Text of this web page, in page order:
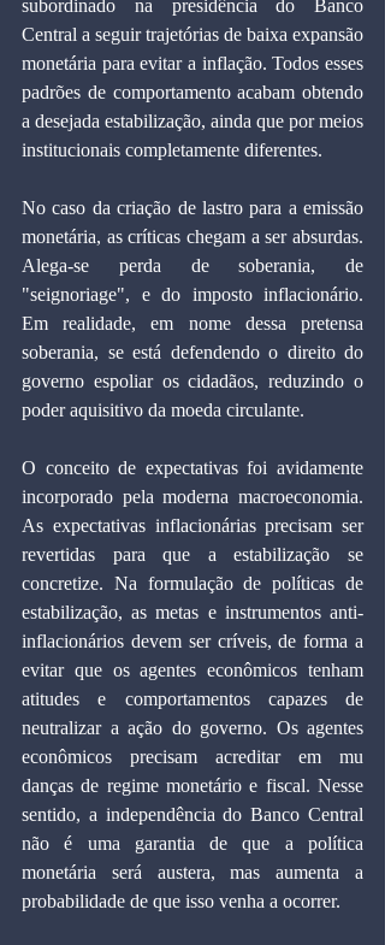
subordinado na presidência do Banco
Central a seguir trajetórias de baixa expansão
monetária para evitar a inflação. Todos esses
padrões de comportamento acabam obtendo
a desejada estabilização, ainda que por meios
institucionais completamente diferentes.
No caso da criação de lastro para a emissão
monetária, as críticas chegam a ser absurdas.
Alega-se perda de soberania, de
"seignoriage", e do imposto inflacionário.
Em realidade, em nome dessa pretensa
soberania, se está defendendo o direito do
governo espoliar os cidadãos, reduzindo o
poder aquisitivo da moeda circulante.
O conceito de expectativas foi avidamente
incorporado pela moderna macroeconomia.
As expectativas inflacionárias precisam ser
revertidas para que a estabilização se
concretize. Na formulação de políticas de
estabilização, as metas e instrumentos anti-
inflacionários devem ser críveis, de forma a
evitar que os agentes econômicos tenham
atitudes e comportamentos capazes de
neutralizar a ação do governo. Os agentes
econômicos precisam acreditar em mu
danças de regime monetário e fiscal. Nesse
sentido, a independência do Banco Central
não é uma garantia de que a política
monetária será austera, mas aumenta a